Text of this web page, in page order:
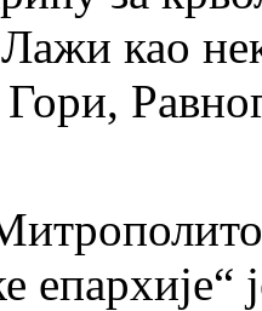
као
епархије“